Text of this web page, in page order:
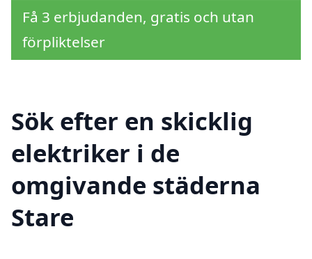
Få 3 erbjudanden, gratis och utan
förpliktelser
Sök efter en skicklig
elektriker i de
omgivande städerna
Stare